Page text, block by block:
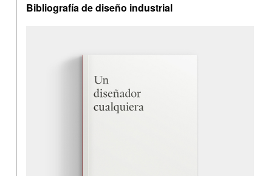
Bibliografía de diseño industrial